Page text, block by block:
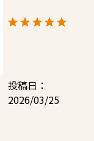
投稿日
2026/03/25